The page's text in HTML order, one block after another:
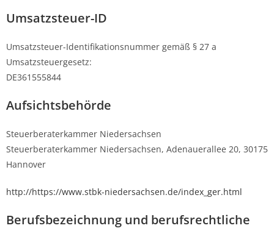
Umsatzsteuer-ID
Umsatzsteuer-Identifikationsnummer gemäß § 27 a
Umsatzsteuergesetz:
DE361555844
Aufsichtsbehörde
Steuerberaterkammer Niedersachsen
Steuerberaterkammer Niedersachsen, Adenauerallee 20, 30175
Hannover
http://https://www.stbk-niedersachsen.de/index_ger.html
Berufsbezeichnung und berufsrechtliche